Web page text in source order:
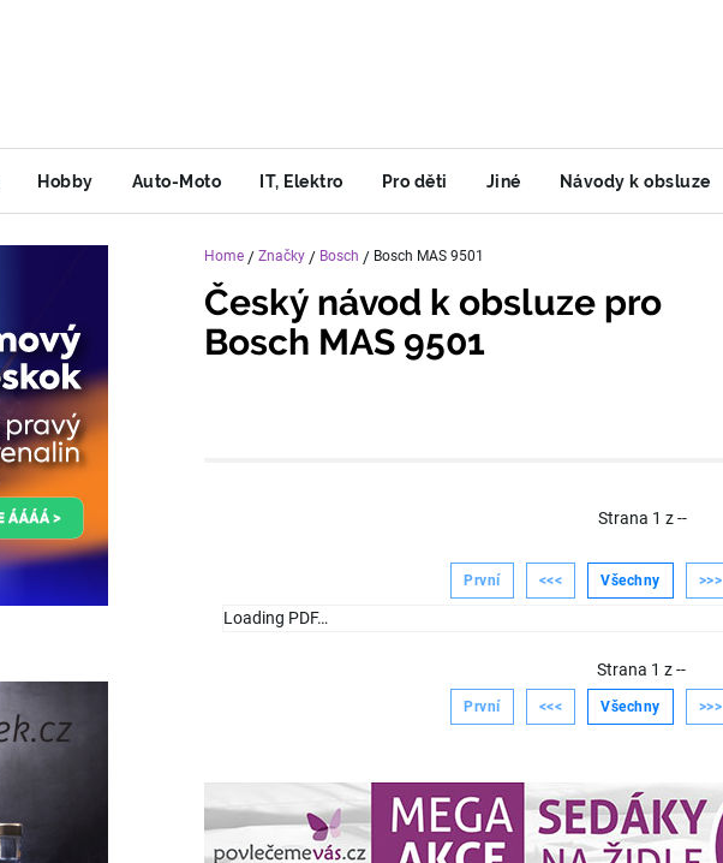
Hobby Auto-Moto IT, Elektro Pro děti Jiné Návody k obsluze
Home / Značky / Bosch / Bosch MAS 9501
Český návod k obsluze pro
Bosch MAS 9501
Strana 1 z--
První <<< Všechny >>>
Loading PDF…
Strana 1 z--
První <<< Všechny >>>